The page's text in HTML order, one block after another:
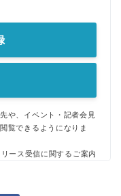
や、イベント・記者会見
覧できるようになりま
ース受信に関するご案内